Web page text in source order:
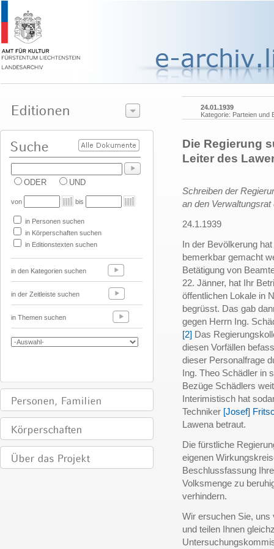
ODER UND
von bis
in Personen suchen
in Körperschaften suchen
in Editionstexten suchen
in den Kategorien suchen
in der Zeitleiste suchen
in Themen suchen
24.01.1939
Kategorie: Parteien und
Die Regierung
Leiter des
Schreiben der
an den
24.1.1939
In der Bevölkerung
bemerkbar gemacht
Betätigung von
22. Jänner, hat Ihr
öffentlichen Lokale in
begrüsst. Das gab
gegen Herrn Ing.
[2] Das
diesen Vorfällen
dieser Personalfrage
Ing. Theo Schädler in
Bezüge Schädlers
Interimistisch hat
Techniker [Josef]
Lawena betraut.
Die fürstliche
eigenen
Beschlussfassung
Volksmenge zu
verhindern.
Wir ersuchen Sie,
und teilen Ihnen